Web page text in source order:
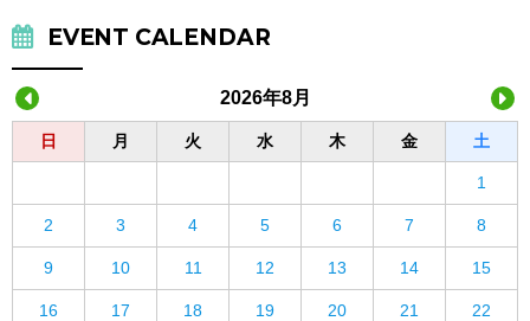
EVENT CALENDAR
2026年8月
日 月 火 水 木 金 土
1
2 3 4 5 6 7 8
9 10 11 12 13 14 15
16 17 18 19 20 21 22